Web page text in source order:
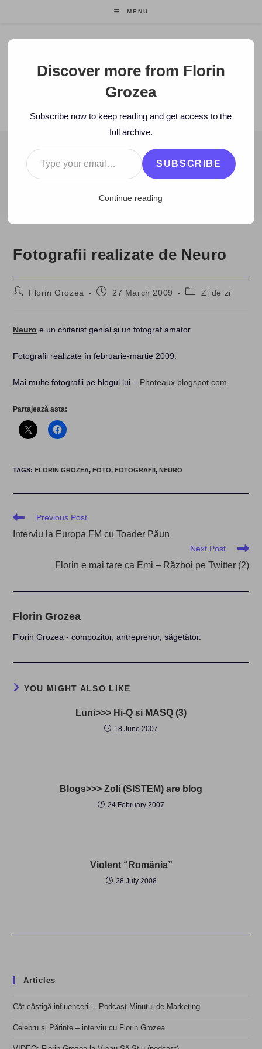
MENU
Florin Grozea
ENTREPRENEUR. FOUNDER/CEO MOCAPP.
BLOG
2009 > March > 27 > Zi de zi Fotografii realizate de Neuro
Fotografii realizate de Neuro
PostFlorin Grozea
Post27 March 2009
PostZi de zi
Neuro e un chitarist genial și un fotograf amator.
Fotografii realizate în februarie-martie 2009.
Mai multe fotografii pe blogul lui – Photeaux.blogspot.com
Partajează asta:
TAGS:FLORIN GROZEA, FOTO, FOTOGRAFII, NEURO
Read
articles
Previous Post
Interviu la Europa FM cu Toader Păun
Next Post
Florin e mai tare ca Emi – Război pe Twitter (2)
Florin Grozea
Florin Grozea - compozitor, antreprenor, săgetător.
YOU MIGHT ALSO LIKE
Luni>>> Hi-Q si MASQ (3)
18 June 2007
Blogs>>> Zoli (SISTEM) are blog
24 February 2007
Violent “România”
28 July 2008
Articles
Cât câștigă influencerii – Podcast Minutul de Marketing
Celebru și Părinte – interviu cu Florin Grozea
Discover more from Florin
Grozea
Subscribe now to keep reading and get access to the
full archive.
Type your email…
SUBSCRIBE
Continue reading